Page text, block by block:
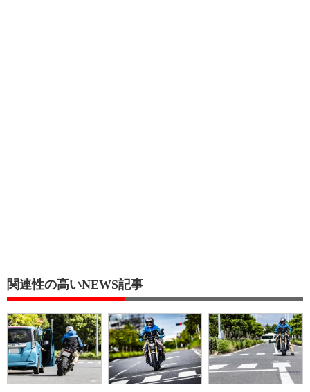
関連性の高いNEWS記事